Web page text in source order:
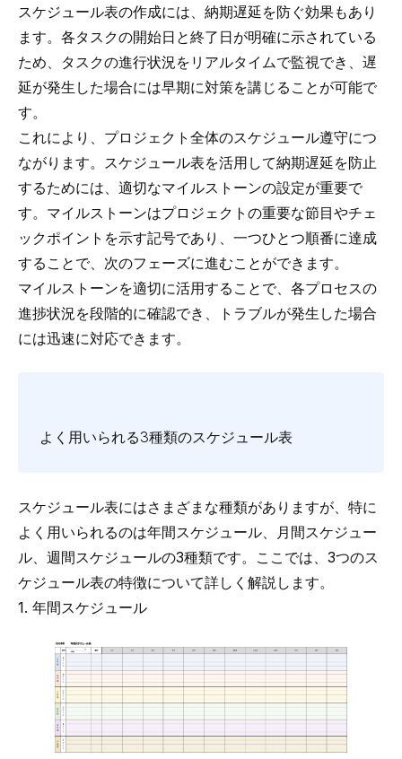
スケジュール表の作成には、納期遅延を防ぐ効果もあり
ます。各タスクの開始日と終了日が明確に示されている
ため、タスクの進行状況をリアルタイムで監視でき、遅
延が発生した場合には早期に対策を講じることが可能で
す。
これにより、プロジェクト全体のスケジュール遵守につ
ながります。スケジュール表を活用して納期遅延を防止
するためには、適切なマイルストーンの設定が重要で
す。マイルストーンはプロジェクトの重要な節目やチェ
ックポイントを示す記号であり、一つひとつ順番に達成
することで、次のフェーズに進むことができます。
マイルストーンを適切に活用することで、各プロセスの
進捗状況を段階的に確認でき、トラブルが発生した場合
には迅速に対応できます。
よく用いられる3種類のスケジュール表
スケジュール表にはさまざまな種類がありますが、特に
よく用いられるのは年間スケジュール、月間スケジュー
ル、週間スケジュールの3種類です。ここでは、3つのス
ケジュール表の特徴について詳しく解説します。
1. 年間スケジュール